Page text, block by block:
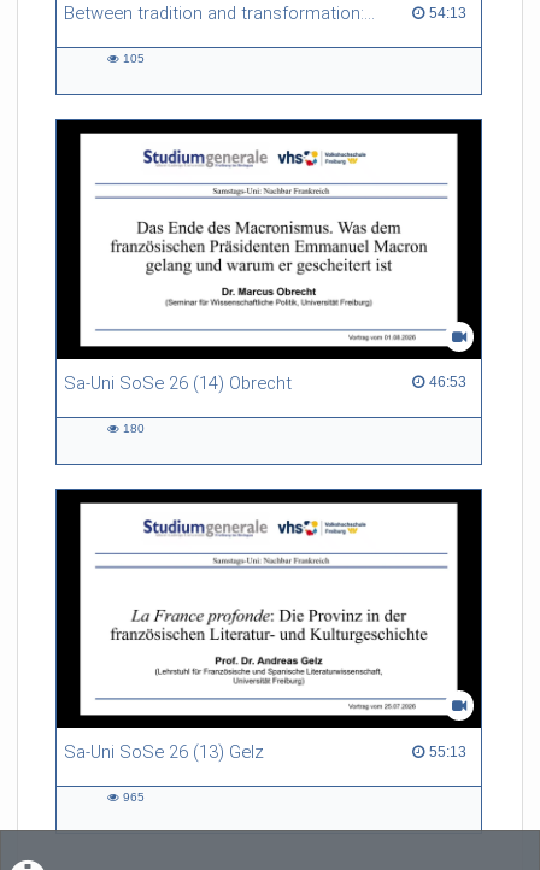
Between tradition and transformation: how owners, advisers and institutions co-create knowledge for resilient forests in Europe 54:13
54:13 duration
105
Sa-Uni SoSe 26 (14) Obrecht 46:53
46:53 duration
180
Sa-Uni SoSe 26 (13) Gelz 55:13
55:13 duration
965